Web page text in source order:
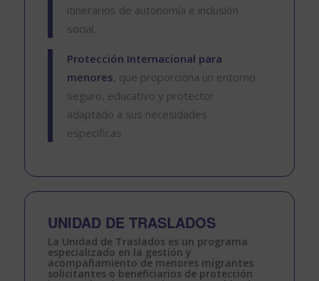
itinerarios de autonomía e inclusión
social.
Protección Internacional para
menores, que proporciona un entorno
seguro, educativo y protector
adaptado a sus necesidades
específicas
UNIDAD DE TRASLADOS
La Unidad de Trasladoses un programa
especializado en la gestión y
acompañamiento de menores migrantes
solicitantes o beneficiarios de protección